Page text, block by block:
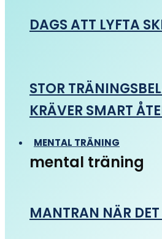
DAGS ATT LYFTA
STOR
KRÄVER SMART
MENTAL TRÄNING
mental träning
MANTRAN NÄR